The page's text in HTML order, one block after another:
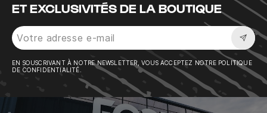
ET EXCLUSIVITÉS DE LA BOUTIQUE
EN SOUSCRIVANT À NOTRE NEWSLETTER, VOUS ACCEPTEZ NOTRE POLITIQUE
DE CONFIDENTIALITÉ.